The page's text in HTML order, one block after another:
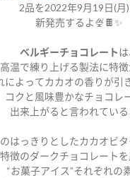
2品を2022年9月19日(月)
新発売するよ🍨🍫✨
ベルギーチョコレートは
高温で練り上げる製法に特徴
によってカカオの香りが引
コクと風味豊かなチョコレ
出来上がると言われてい
はっきりとしたカカオビ
特徴のダークチョコレート
“お菓子アイス”それぞれの